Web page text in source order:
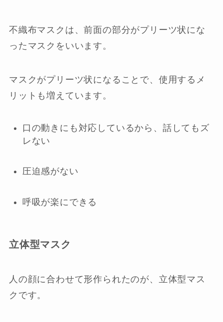
不織布マスクは、前面の部分がプリーツ状にな
ったマスクをいいます。
マスクがプリーツ状になることで、使用するメ
リットも増えています。
口の動きにも対応しているから、話してもズ
レない
圧迫感がない
呼吸が楽にできる
立体型マスク
人の顔に合わせて形作られたのが、立体型マス
クです。